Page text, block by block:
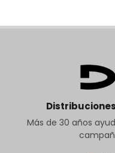
Más de 30 años